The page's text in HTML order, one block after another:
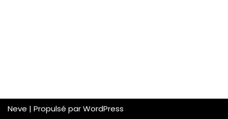
Neve | Propulsé parWordPress